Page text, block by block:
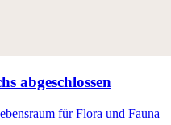
abgeschlossen
für Flora und Fauna